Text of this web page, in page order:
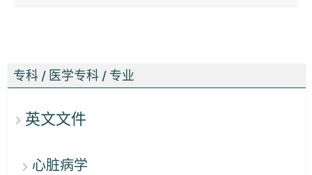
专科 / 医学专科 / 专业
英文文件
心脏病学